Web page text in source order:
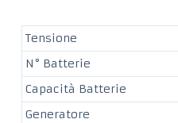
Tensione
N° Batterie
Capacità Batterie
Generatore